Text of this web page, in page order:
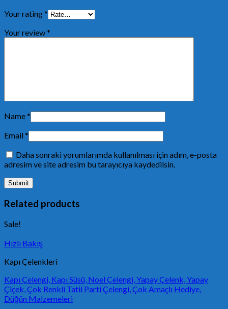
Your rating*
Your review*
Name*
Email*
Daha sonraki yorumlarımda kullanılması için adım, e-posta
adresim ve site adresim bu tarayıcıya kaydedilsin.
Related products
Sale!
Hızlı Bakış
Kapı Çelenkleri
Kapı Çelengi, Kapı Süsü, Noel Çelengi, Yapay Çelenk, Yapay
Çiçek, Çok Renkli Tatil Parti Çelengi, Çok Amaçlı Hediye,
Düğün Malzemeleri